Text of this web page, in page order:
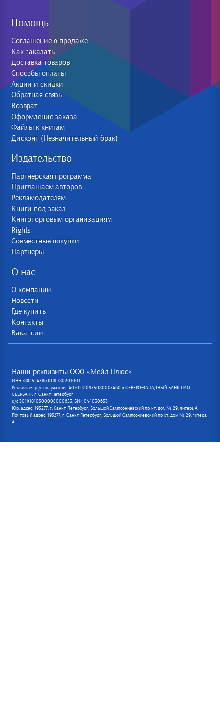
Помощь
Соглашение о продаже
Как заказать
Доставка товаров
Способы оплаты
Акции и скидки
Обратная связь
Возврат
Оформление заказа
Файлы к книгам
Дисконт (Незначительный брак)
Издательство
Партнерская программа
Приглашаем авторов
Рекламодателям
Книги под заказ
Книготорговым организациям
Rights
Совместные покупки
Партнеры
О нас
О компании
Новости
Где купить
Контакты
Вакансии
Наши реквизиты:ООО «Мейл Плюс»
ИНН 7802524386 КПП 780201001
Реквизиты р /с получателя: 40702810955080005460 в СЕВЕРО-ЗАПАДНЫЙ БАНК ПАО
СБЕРБАНК г. Санкт-Петербург
к/с 30101810500000000653, БИК 044030653
Юр. адрес: 195277, г. Санкт-Петербург, Большой Сампсониевский пр-кт, дом № 29, литера А
Почтовый адрес: 195277, г. Санкт-Петербург, Большой Сампсониевский пр-кт, дом № 29, литера
А